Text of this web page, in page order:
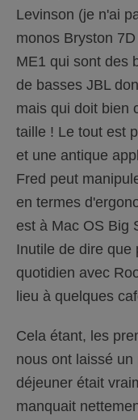
Levinson (je n'ai
monos Bryston
ME1 qui sont des
de basses JBL
mais qui doit bien
taille ! Le tout est
et une antique
Fred peut
en termes
est à Mac OS Big
Inutile de dire que
quotidien avec
lieu à quelques
Cela étant, les
nous ont laissé
déjeuner était
manquait